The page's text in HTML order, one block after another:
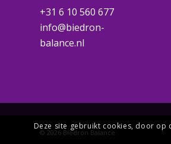
+31 6 10 560 677
info@biedron-
balance.nl
© 2026 Biedron Balance
Deze site gebruikt cookies, door op